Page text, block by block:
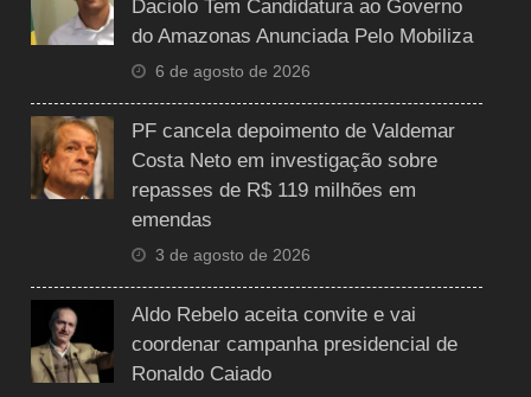
Daciolo Tem Candidatura ao Governo
do Amazonas Anunciada Pelo Mobiliza
6 de agosto de 2026
PF cancela depoimento de Valdemar
Costa Neto em investigação sobre
repasses de R$ 119 milhões em
emendas
3 de agosto de 2026
Aldo Rebelo aceita convite e vai
coordenar campanha presidencial de
Ronaldo Caiado